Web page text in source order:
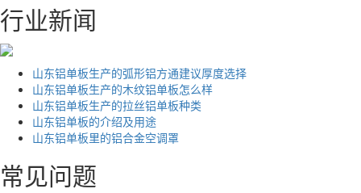
行业新闻
山东铝单板生产的弧形铝方通建议厚度选择
山东铝单板生产的木纹铝单板怎么样
山东铝单板生产的拉丝铝单板种类
山东铝单板的介绍及用途
山东铝单板里的铝合金空调罩
常见问题